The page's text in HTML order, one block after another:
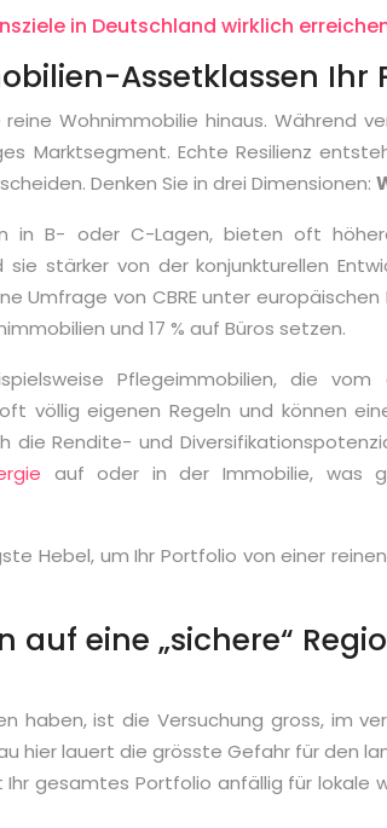
in Deutschland wirklich
Assetklassen Ihr
Wohnimmobilie hinaus. Während
Marktsegment. Echte Resilienz
Denken Sie in drei Dimensionen:
in B- oder C-Lagen, bieten oft
stärker von der konjunkturellen
Umfrage von CBRE unter
und 17 % auf Büros setzen.
Pflegeimmobilien, die
völlig eigenen Regeln und können
Rendite- und
auf oder in der Immobilie, was
Hebel, um Ihr Portfolio von einer
eine „sichere“
haben, ist die Versuchung gross, im
hier lauert die grösste Gefahr für den
gesamtes Portfolio anfällig für lokale